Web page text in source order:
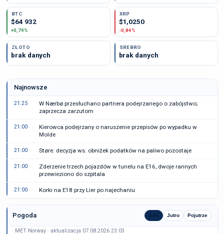
BTC
$64 932
+0,79%
XRP
$1,0250
-0,84%
ZŁOTO
brak danych
SREBRO
brak danych
Najnowsze
21:25
W Nærbø przesłuchano partnera podejrzanego o zabójstwo;
zaprzecza zarzutom
21:00
Kierowca podejrzany o naruszenie przepisów po wypadku w
Molde
21:00 Støre: decyzja ws. obniżek podatków na paliwo pozostaje
21:00
Zderzenie trzech pojazdów w tunelu na E16, dwoje rannych
przewieziono do szpitala
21:00 Korki na E18 przy Lier po najechaniu
Pogoda Dziś Jutro Pojutrze
MET Norway · aktualizacja 07.08.2026 23:03